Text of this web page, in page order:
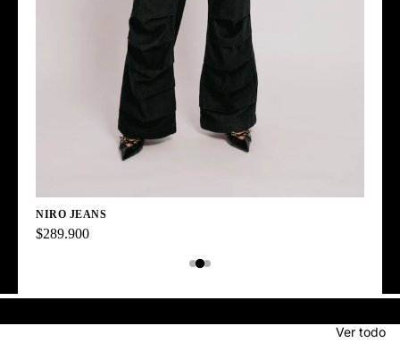
NIRO JEANS
$289.900
Ver todo